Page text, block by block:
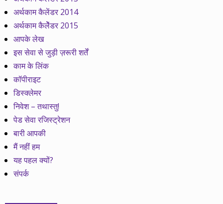
अर्थकाम कैलेंडर 2014
अर्थकाम कैलेेंडर 2015
आपके लेख
इस सेवा से जुड़ी ज़रूरी शर्तें
काम के लिंक
कॉपीराइट
डिस्क्लेमर
निवेश – तथास्तु!
पेड सेवा रजिस्ट्रेशन
बारी आपकी
मैं नहीं हम
यह पहल क्यों?
संपर्क